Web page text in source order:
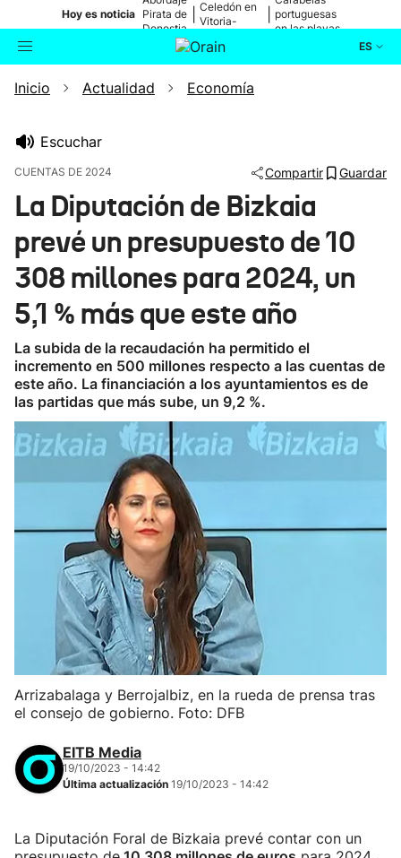
Hoy es noticia Pirata de
Donostia
Celedón en
Vitoria-
portuguesas
en las playas
ES
Buscador Actualidad
Ikusmiran
Eguraldia
Inicio Actualidad Economía
Escuchar
CUENTAS DE 2024 Compartir Guardar
La Diputación de Bizkaia
prevé un presupuesto de 10
308 millones para 2024, un
5,1 % más que este año
La subida de la recaudación ha permitido el
incremento en 500 millones respecto a las cuentas de
este año. La financiación a los ayuntamientos es de
las partidas que más sube, un 9,2 %.
Arrizabalaga y Berrojalbiz, en la rueda de prensa tras
el consejo de gobierno. Foto: DFB
EITB Media
19/10/2023 - 14:42
Última actualización 19/10/2023 - 14:42
La Diputación Foral de Bizkaia prevé contar con un